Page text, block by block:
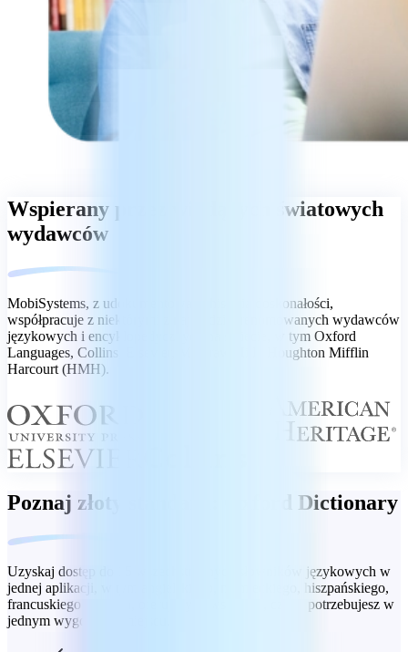
Wspierany przez wiodących światowych
wydawców
MobiSystems, z udokumentowaną historią doskonałości,
współpracuje z niektórymi z najbardziej renomowanych wydawców
językowych i encyklopedycznych na świecie, w tym Oxford
Languages, Collins, Elsevier, McGraw Hill i Houghton Mifflin
Harcourt (HMH).
Poznaj złoty standard: Oxford Dictionary
Uzyskaj dostęp do 15 wszechstronnych słowników językowych w
jednej aplikacji, w tym angielskiego, niemieckiego, hiszpańskiego,
francuskiego i innych, oferujących wszystko, czego potrzebujesz w
jednym wygodnym miejscu.